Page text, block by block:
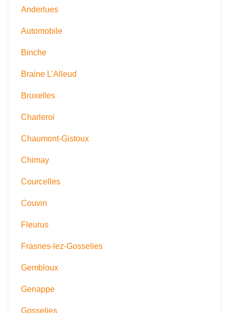
Anderlues
Automobile
Binche
Braine L'Alleud
Bruxelles
Charleroi
Chaumont-Gistoux
Chimay
Courcelles
Couvin
Fleurus
Frasnes-lez-Gosselies
Gembloux
Genappe
Gosselies